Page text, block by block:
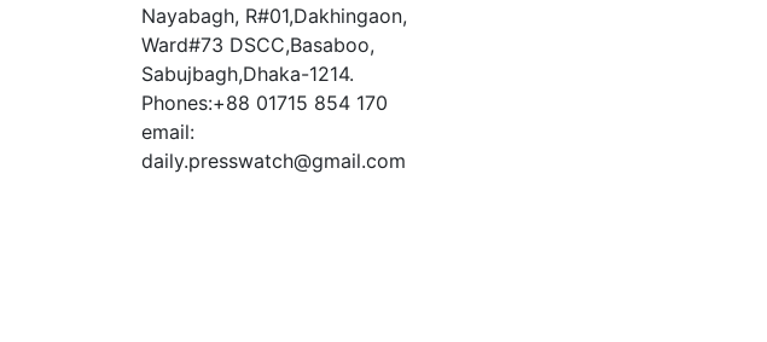
Nayabagh, R#01,Dakhingaon,
Ward#73 DSCC,Basaboo,
Sabujbagh,Dhaka-1214.
Phones:+88 01715 854 170
email:
daily.presswatch@gmail.com